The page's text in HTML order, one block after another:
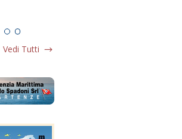
Vedi Tutti